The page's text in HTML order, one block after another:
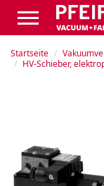
Startseite
HV-Schieber, elektropneumatisch, mit